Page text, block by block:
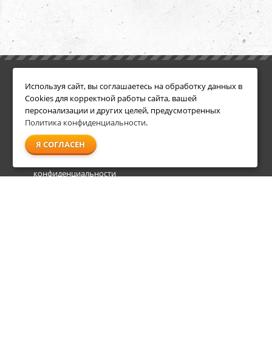
Условия возврата
О компании
Доставка
Оплата
Гарантия и сервис
конфиденциальности
Акции
Используя сайт, вы соглашаетесь на обработку данных в
Cookies для корректной работы сайта, вашей
персонализации и других целей, предусмотренных
Политика конфиденциальности.
Я СОГЛАСЕН